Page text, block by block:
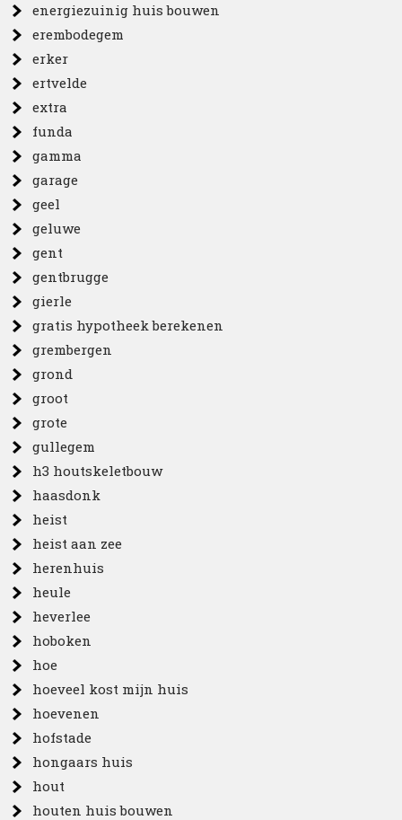
energiezuinig huis bouwen
erembodegem
erker
ertvelde
extra
funda
gamma
garage
geel
geluwe
gent
gentbrugge
gierle
gratis hypotheek berekenen
grembergen
grond
groot
grote
gullegem
h3 houtskeletbouw
haasdonk
heist
heist aan zee
herenhuis
heule
heverlee
hoboken
hoe
hoeveel kost mijn huis
hoevenen
hofstade
hongaars huis
hout
houten huis bouwen